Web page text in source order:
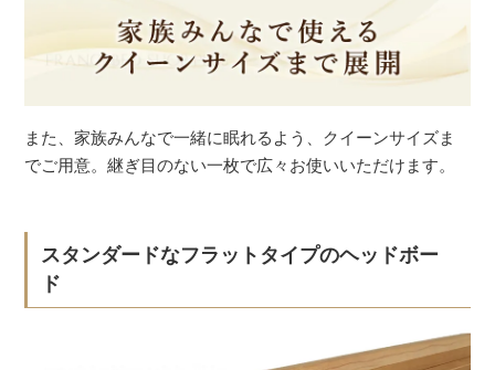
また、家族みんなで一緒に眠れるよう、クイーンサイズま
でご用意。継ぎ目のない一枚で広々お使いいただけます。
スタンダードなフラットタイプのヘッドボー
ド